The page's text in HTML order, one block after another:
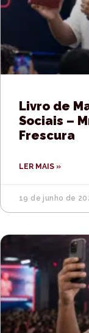
Livro de
Sociais –
Frescura
LER MAIS »
19 de junho de